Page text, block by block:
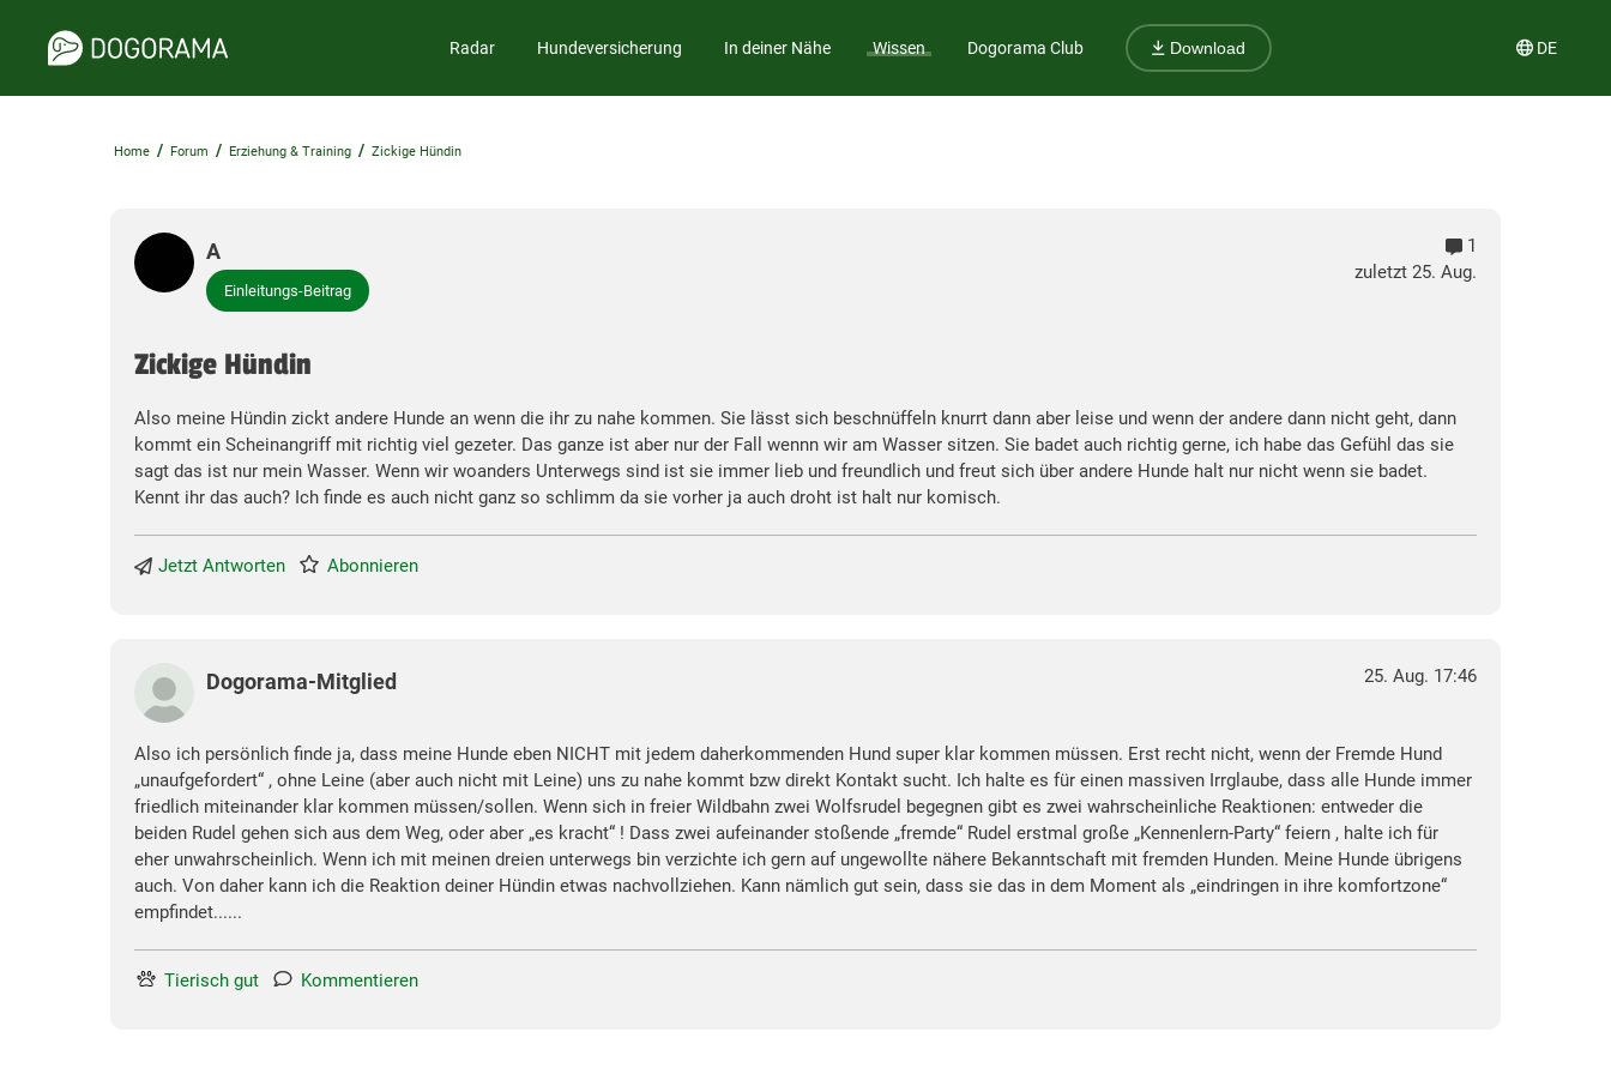
Radar Hundeversicherung In deiner Nähe Wissen Dogorama Club Download DE
Home / Forum / Erziehung & Training / Zickige Hündin
A
Einleitungs-Beitrag
1
zuletzt 25. Aug.
Zickige Hündin
Also meine Hündin zickt andere Hunde an wenn die ihr zu nahe kommen. Sie lässt sich beschnüffeln knurrt dann aber leise und wenn der andere dann nicht geht, dann
kommt ein Scheinangriff mit richtig viel gezeter. Das ganze ist aber nur der Fall wennn wir am Wasser sitzen. Sie badet auch richtig gerne, ich habe das Gefühl das sie
sagt das ist nur mein Wasser. Wenn wir woanders Unterwegs sind ist sie immer lieb und freundlich und freut sich über andere Hunde halt nur nicht wenn sie badet.
Kennt ihr das auch? Ich finde es auch nicht ganz so schlimm da sie vorher ja auch droht ist halt nur komisch.
Jetzt Antworten Abonnieren
Dogorama-Mitglied 25. Aug. 17:46
Also ich persönlich finde ja, dass meine Hunde eben NICHT mit jedem daherkommenden Hund super klar kommen müssen. Erst recht nicht, wenn der Fremde Hund
„unaufgefordert“ , ohne Leine (aber auch nicht mit Leine) uns zu nahe kommt bzw direkt Kontakt sucht. Ich halte es für einen massiven Irrglaube, dass alle Hunde immer
friedlich miteinander klar kommen müssen/sollen. Wenn sich in freier Wildbahn zwei Wolfsrudel begegnen gibt es zwei wahrscheinliche Reaktionen: entweder die
beiden Rudel gehen sich aus dem Weg, oder aber „es kracht“ ! Dass zwei aufeinander stoßende „fremde“ Rudel erstmal große „Kennenlern-Party“ feiern , halte ich für
eher unwahrscheinlich. Wenn ich mit meinen dreien unterwegs bin verzichte ich gern auf ungewollte nähere Bekanntschaft mit fremden Hunden. Meine Hunde übrigens
auch. Von daher kann ich die Reaktion deiner Hündin etwas nachvollziehen. Kann nämlich gut sein, dass sie das in dem Moment als „eindringen in ihre komfortzone“
empfindet......
Tierisch gut Kommentieren